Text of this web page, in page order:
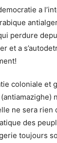
a
perdure
et a
coloniale et
ne sera rien
des
toujours